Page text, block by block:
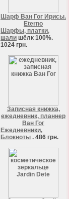
Шарф Ван Гог Ирисы.
Eterno
Шарфы, платки,
шали шёлк 100%.
1024 грн.
Записная книжка,
ежедневник, планнер
Ван Гог
Ежедневники,
Блокноты . 486 грн.